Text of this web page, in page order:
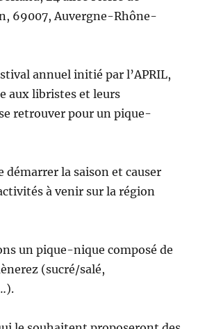
69007, Auvergne-Rhône-
annuel initié par l’APRIL,
aux libristes et leurs
retrouver pour un pique-
démarrer la saison et causer
à venir sur la région
un pique-nique composé de
(sucré/salé,